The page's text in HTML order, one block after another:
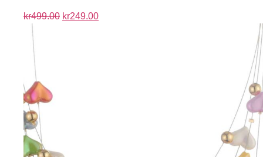
kr499.00 kr249.00